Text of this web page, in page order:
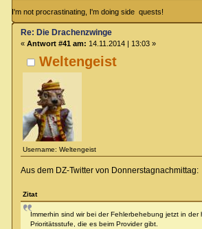
I'm not procrastinating, I'm doing side quests!
Weltengeist
Username: Weltengeist
Re: Die Drachenzwinge
« Antwort #41 am: 14.11.2014 | 13:03 »
Aus dem DZ-Twitter von Donnerstagnachmittag:
Zitat
Immerhin sind wir bei der Fehlerbehebung jetzt in der
Prioritätsstufe, die es beim Provider gibt.